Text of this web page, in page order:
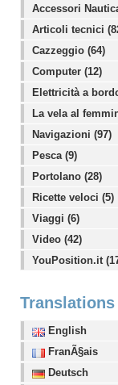
Accessori
Articoli tecnici
Cazzeggio (64)
Computer (12)
Elettricità a
La vela al
Navigazioni (97)
Pesca (9)
Portolano (28)
Ricette veloci (5)
Viaggi (6)
Video (42)
YouPosition.it
Translations
English
FranÃ§ais
Deutsch